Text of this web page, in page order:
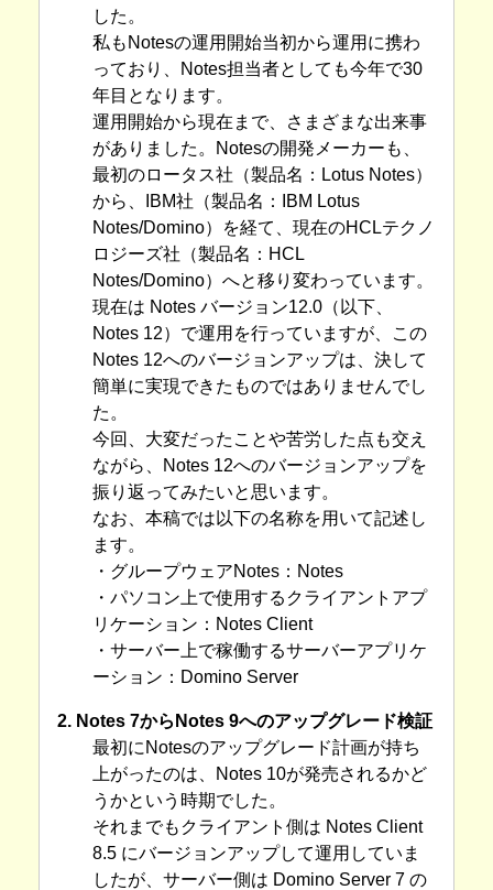
した。
私もNotesの運用開始当初から運用に携わ
っており、Notes担当者としても今年で30
年目となります。
運用開始から現在まで、さまざまな出来事
がありました。Notesの開発メーカーも、
最初のロータス社（製品名：Lotus Notes）
から、IBM社（製品名：IBM Lotus
Notes/Domino）を経て、現在のHCLテクノ
ロジーズ社（製品名：HCL
Notes/Domino）へと移り変わっています。
現在は Notes バージョン12.0（以下、
Notes 12）で運用を行っていますが、この
Notes 12へのバージョンアップは、決して
簡単に実現できたものではありませんでし
た。
今回、大変だったことや苦労した点も交え
ながら、Notes 12へのバージョンアップを
振り返ってみたいと思います。
なお、本稿では以下の名称を用いて記述し
ます。
・グループウェアNotes：Notes
・パソコン上で使用するクライアントアプ
リケーション：Notes Client
・サーバー上で稼働するサーバーアプリケ
ーション：Domino Server
2. Notes 7からNotes 9へのアップグレード検証
最初にNotesのアップグレード計画が持ち
上がったのは、Notes 10が発売されるかど
うかという時期でした。
それまでもクライアント側は Notes Client
8.5 にバージョンアップして運用していま
したが、サーバー側は Domino Server 7 の